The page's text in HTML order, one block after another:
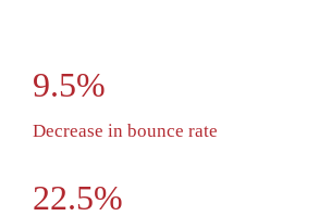
9.5%
Decrease in bounce rate
22.5%